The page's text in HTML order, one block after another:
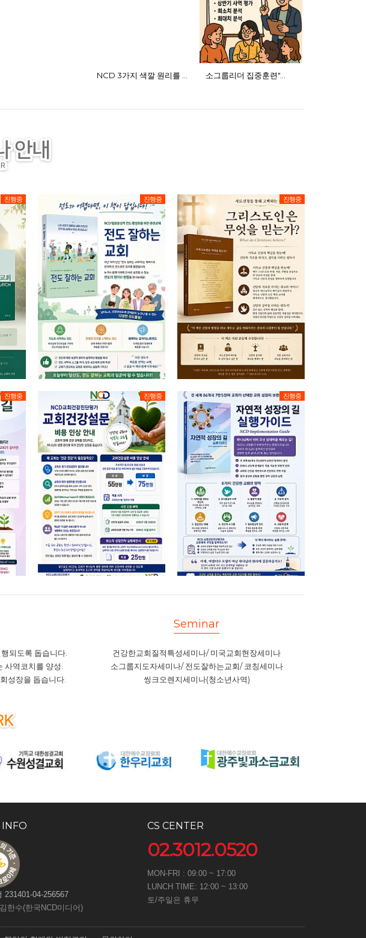
소그룹리더 집중훈련"…
진행중 진행중 진행중
진행중 진행중 진행중
되도록 돕습니다.
사역코치를 양성.
성장을 돕습니다.
Seminar
건강한교회질적특성세미나/ 미국교회현장세미나
소그룹지도자세미나/ 전도잘하는교회/ 코칭세미나
씽크오렌지세미나(청소년사역)
231401-04-256567
한수(한국NCD미디어)
CS CENTER
02.3012.0520
MON-FRI : 09:00 ~ 17:00
LUNCH TIME: 12:00 ~ 13:00
토/주일은 휴무